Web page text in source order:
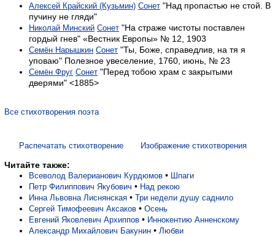
Алексей Крайский (Кузьмин) Сонет "Над пропастью не стой. В
пучину не гляди"
Николай Минский Сонет "На страже чистоты поставлен
гордый гнев" «Вестник Европы» № 12, 1903
Семён Нарышкин Сонет "Ты, Боже, справедлив, на тя я
уповаю" Полезное увеселение, 1760, июнь, № 23
Семён Фруг Сонет "Перед тобою храм с закрытыми
дверями" <1885>
Все стихотворения поэта
Распечатать стихотворение Изображение стихотворения
Читайте также:
Всеволод Валерианович Курдюмов • Шпаги
Петр Филиппович Якубович • Над рекою
Инна Львовна Лиснянская • Три недели душу саднило
Сергей Тимофеевич Аксаков • Осень
Евгений Яковлевич Архиппов • Иннокентию Анненскому
Александр Михайлович Бакунин • Любви